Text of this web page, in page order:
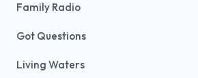
Family Radio
Got Questions
Living Waters